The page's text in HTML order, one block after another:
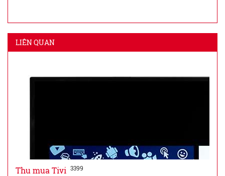
LIÊN QUAN
Thu mua Tivi 3399